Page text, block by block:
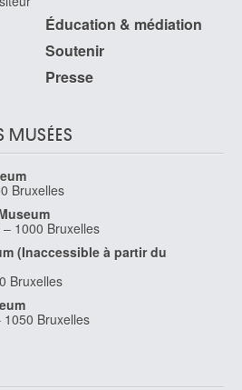
Éducation & médiation
Soutenir
Presse
MUSÉES
Bruxelles
1000 Bruxelles
(Inaccessible à partir du
Bruxelles
1050 Bruxelles